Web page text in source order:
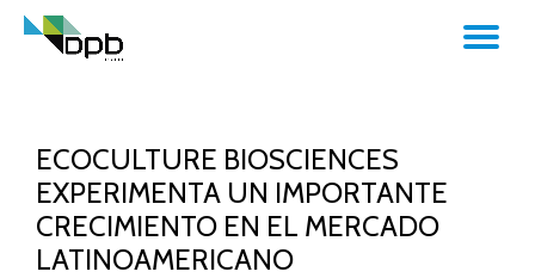
ECOCULTURE BIOSCIENCES
EXPERIMENTA UN IMPORTANTE
CRECIMIENTO EN EL MERCADO
LATINOAMERICANO